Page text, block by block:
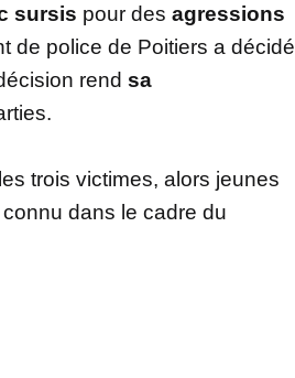
sursis pour des agressions
de police de Poitiers a décidé
rend sa
trois victimes, alors jeunes
dans le cadre du